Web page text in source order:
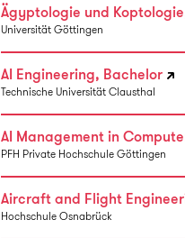
Ägyptologie und
Universität Göttingen
AI Engineering, Bachelor
Technische Universität Clausthal
AI Management in
PFH Private Hochschule Göttingen
Aircraft and Flight
Hochschule Osnabrück